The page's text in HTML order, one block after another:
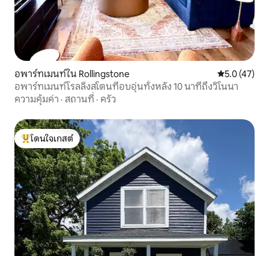
อพาร์ทเมนท์ใน Rollingstone คะแนนเฉลี่ย
5.0 (47)
อพาร์ทเมนท์โรลลิ่งสโตนที่อบอุ่นทั้งหลัง 10 นาทีถึงวิโนนา
ความคุ้มค่า · สถานที่ · ครัว
โดนใจเกสต์ที่สุด
โดนใจเกสต์